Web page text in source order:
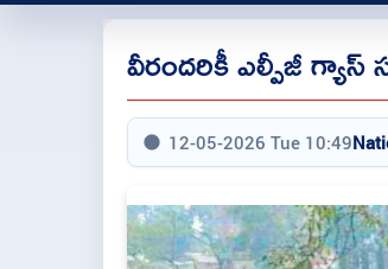
వీరందరికీ ఎల్పీజీ గ్యాస్
12-05-2026 Tue 10:49